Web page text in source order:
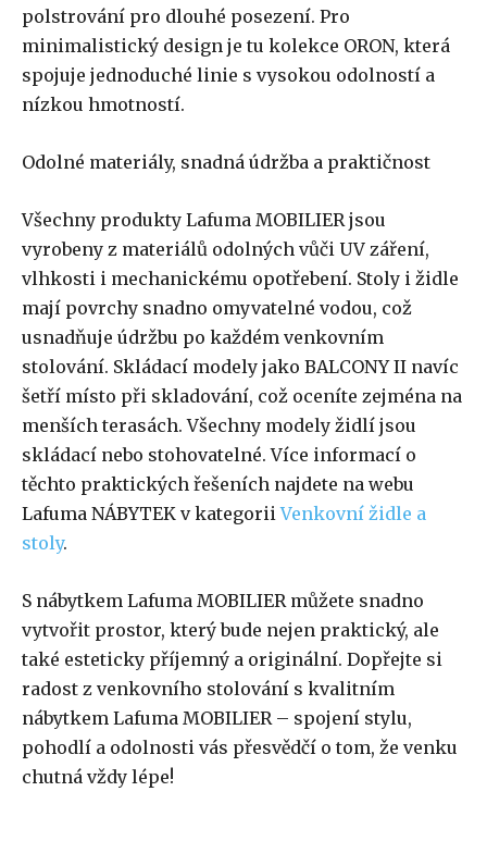
polstrování pro dlouhé posezení. Pro
minimalistický design je tu kolekce ORON, která
spojuje jednoduché linie s vysokou odolností a
nízkou hmotností.
Odolné materiály, snadná údržba a praktičnost
Všechny produkty Lafuma MOBILIER jsou
vyrobeny z materiálů odolných vůči UV záření,
vlhkosti i mechanickému opotřebení. Stoly i židle
mají povrchy snadno omyvatelné vodou, což
usnadňuje údržbu po každém venkovním
stolování. Skládací modely jako BALCONY II navíc
šetří místo při skladování, což oceníte zejména na
menších terasách. Všechny modely židlí jsou
skládací nebo stohovatelné. Více informací o
těchto praktických řešeních najdete na webu
Lafuma NÁBYTEK v kategoriiVenkovní židle a
stoly.
S nábytkem Lafuma MOBILIER můžete snadno
vytvořit prostor, který bude nejen praktický, ale
také esteticky příjemný a originální. Dopřejte si
radost z venkovního stolování s kvalitním
nábytkem Lafuma MOBILIER – spojení stylu,
pohodlí a odolnosti vás přesvědčí o tom, že venku
chutná vždy lépe!